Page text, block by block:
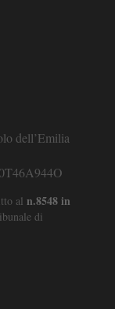
dell’Emilia
al n.8548 in
di